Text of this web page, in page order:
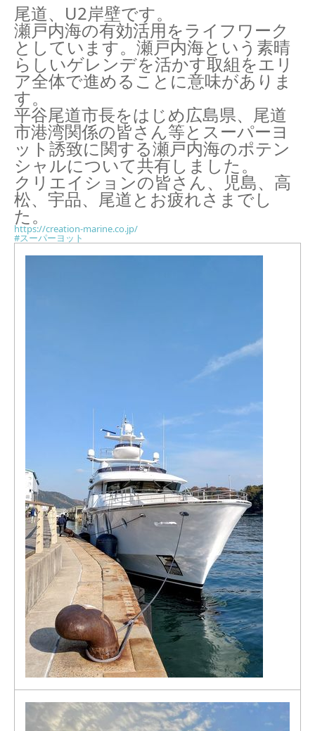
尾道、U2岸壁です。
瀬戸内海の有効活用をライフワーク
としています。瀬戸内海という素晴
らしいゲレンデを活かす取組をエリ
ア全体で進めることに意味がありま
す。
平谷尾道市長をはじめ広島県、尾道
市港湾関係の皆さん等とスーパーヨ
ット誘致に関する瀬戸内海のポテン
シャルについて共有しました。
クリエイションの皆さん、児島、高
松、宇品、尾道とお疲れさまでし
た。
https://creation-marine.co.jp/
#スーパーヨット